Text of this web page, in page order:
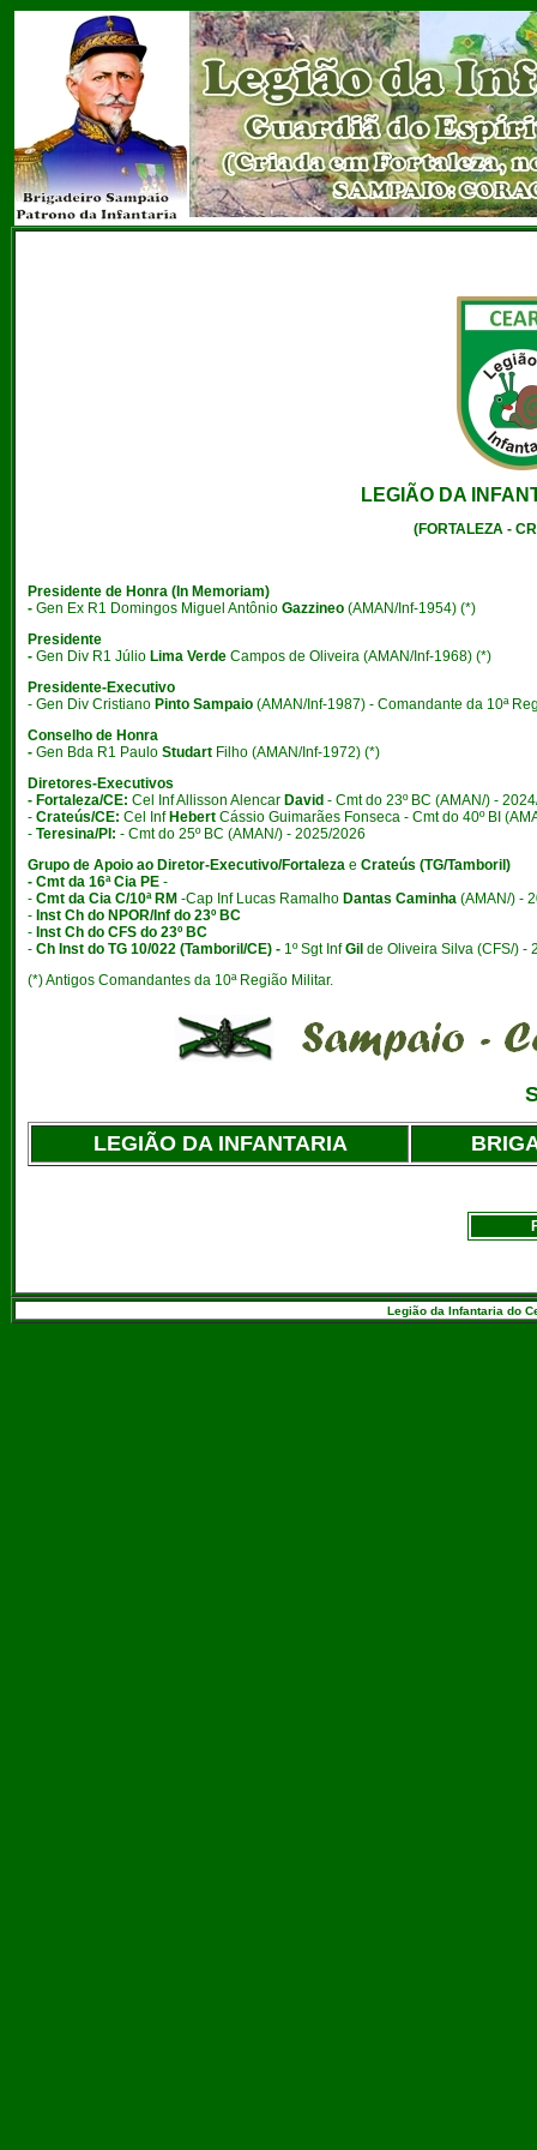
LEGIÃO DA
(FORTALEZA -
Presidente de Honra (In Memoriam)
- Gen Ex R1 Domingos Miguel Antônio Gazzineo (AMAN/Inf-1954) (*)
Presidente
- Gen Div R1 Júlio Lima Verde Campos de Oliveira (AMAN/Inf-1968) (*)
Presidente-Executivo
- Gen Div Cristiano Pinto Sampaio (AMAN/Inf-1987) - Comandante da 10ª
Conselho de Honra
- Gen Bda R1 Paulo Studart Filho (AMAN/Inf-1972) (*)
Diretores-Executivos
- Fortaleza/CE: Cel Inf Allisson Alencar David - Cmt do 23º BC (AMAN/) -
- Crateús/CE: Cel Inf Hebert Cássio Guimarães Fonseca - Cmt do 40º BI
- Teresina/PI: - Cmt do 25º BC (AMAN/) - 2025/2026
Grupo de Apoio ao Diretor-Executivo/Fortaleza e Crateús (TG/Tamboril)
- Cmt da 16ª Cia PE -
- Cmt da Cia C/10ª RM -Cap Inf Lucas Ramalho Dantas Caminha (AMAN/) -
- Inst Ch do NPOR/Inf do 23º BC
- Inst Ch do CFS do 23º BC
- Ch Inst do TG 10/022 (Tamboril/CE) - 1º Sgt InfGil de Oliveira Silva (CFS/) -
(*) Antigos Comandantes da 10ª Região Militar.
LEGIÃO DA INFANTARIA
Legião da Infantaria do